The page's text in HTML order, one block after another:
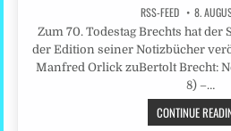
RSS-FEED 8.
Zum 70. Todestag Brechts hat der
der Edition seiner Notizbücher
Manfred Orlick zuBertolt Brecht:
8) –…
CONTINUE